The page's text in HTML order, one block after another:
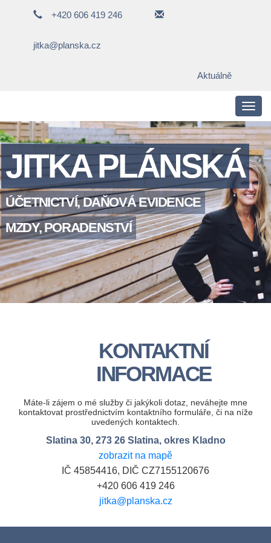
+420 606 419 246
jitka@planska.cz
Aktuálně
JITKA PLÁNSKÁ
ÚČETNICTVÍ, DAŇOVÁ EVIDENCE
MZDY, PORADENSTVÍ
KONTAKTNÍ
INFORMACE
Máte-li zájem o mé služby či jakýkoli dotaz, neváhejte mne
kontaktovat prostřednictvím kontaktního formuláře, či na níže
uvedených kontaktech.
Slatina 30, 273 26 Slatina, okres Kladno
zobrazit na mapě
IČ 45854416, DIČ CZ7155120676
+420 606 419 246
jitka@planska.cz